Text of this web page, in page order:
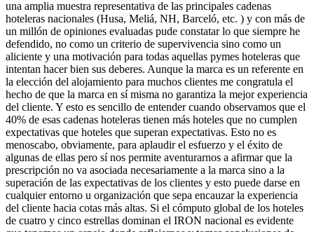
una amplia muestra representativa de las principales cadenas
hoteleras nacionales (Husa, Meliá, NH, Barceló, etc. ) y con más de
un millón de opiniones evaluadas pude constatar lo que siempre he
defendido, no como un criterio de supervivencia sino como un
aliciente y una motivación para todas aquellas pymes hoteleras que
intentan hacer bien sus deberes. Aunque la marca es un referente en
la elección del alojamiento para muchos clientes me congratula el
hecho de que la marca en sí misma no garantiza la mejor experiencia
del cliente. Y esto es sencillo de entender cuando observamos que el
40% de esas cadenas hoteleras tienen más hoteles que no cumplen
expectativas que hoteles que superan expectativas. Esto no es
menoscabo, obviamente, para aplaudir el esfuerzo y el éxito de
algunas de ellas pero sí nos permite aventurarnos a afirmar que la
prescripción no va asociada necesariamente a la marca sino a la
superación de las expectativas de los clientes y esto puede darse en
cualquier entorno u organización que sepa encauzar la experiencia
del cliente hacia cotas más altas. Si el cómputo global de los hoteles
de cuatro y cinco estrellas dominan el IRON nacional es evidente